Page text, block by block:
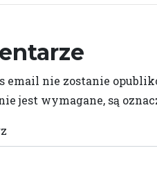
email nie zostanie
jest wymagane, są